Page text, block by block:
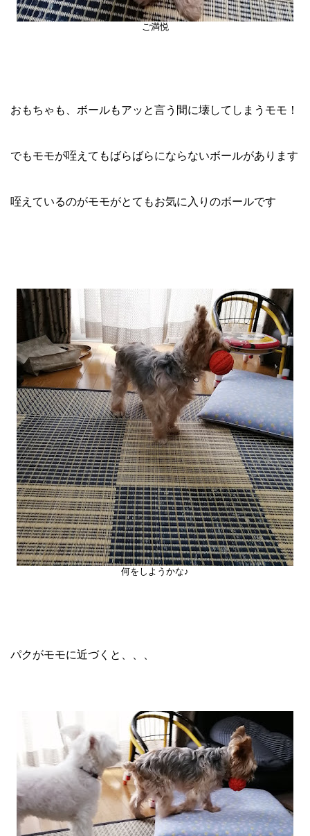
ご満悦
おもちゃも、ボールもアッと言う間に壊してしまうモモ！
でもモモが咥えてもばらばらにならないボールがあります
咥えているのがモモがとてもお気に入りのボールです
何をしようかな♪
パクがモモに近づくと、、、